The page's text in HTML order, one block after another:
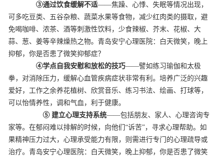
③通过饮食缓解不适——焦躁、心悸、失眠等情况出现，
可多吃豆类、五谷杂粮、蔬菜水果等食物，减少红肉类的摄取，避
免喝咖啡、浓茶、酒等刺激性饮料，少食辣椒、芥末、花椒、大
蒜、葱、姜等辛辣燥热之物。青岛安宁心理医院：白天微笑，晚上
抑郁，你是否患了微笑抑郁症？
④学点自我安慰和放松的技巧——譬如练习瑜伽和太极
拳，对消除压力，缓解心血管疾病症状非常有利。培养广泛的兴趣
爱好，工作之余养花植树、欣赏音乐、练习书法、绘画、打球等，
可以怡情养性，调和气血，利于健康。
⑤ 建立心理支持系统——包括朋友、家人、心理咨询专
家等。在郁闷难以排解的时候，向他们“诉苦”，寻求心理帮助。如
果精神压力过大，心理承受能力有限，则需进行专门的心理疏导或
治疗。青岛安宁心理医院：白天微笑，晚上抑郁，你是否患了微笑